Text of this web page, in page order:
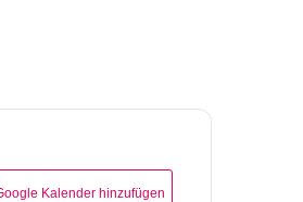
Kalender hinzufügen